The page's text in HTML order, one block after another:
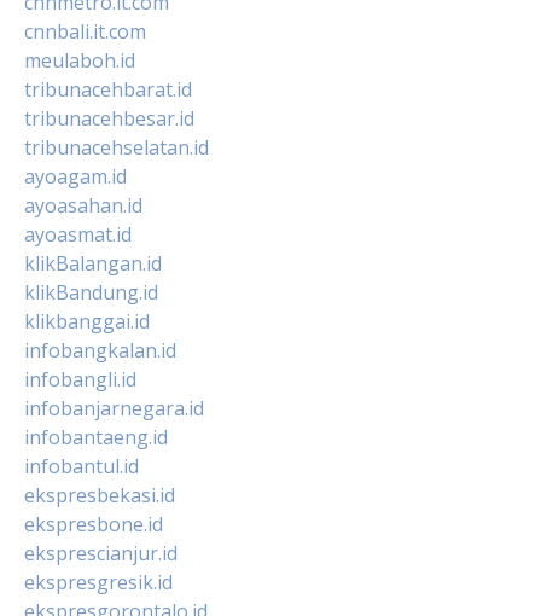
cnnbali.it.com
meulaboh.id
tribunacehbarat.id
tribunacehbesar.id
tribunacehselatan.id
ayoagam.id
ayoasahan.id
ayoasmat.id
klikBalangan.id
klikBandung.id
klikbanggai.id
infobangkalan.id
infobangli.id
infobanjarnegara.id
infobantaeng.id
infobantul.id
ekspresbekasi.id
ekspresbone.id
eksprescianjur.id
ekspresgresik.id